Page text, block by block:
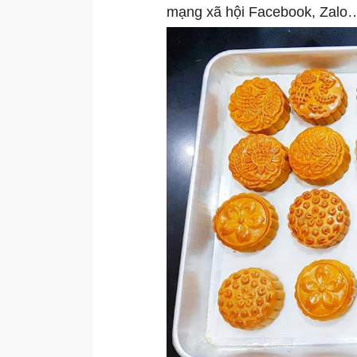
mạng xã hội Facebook,